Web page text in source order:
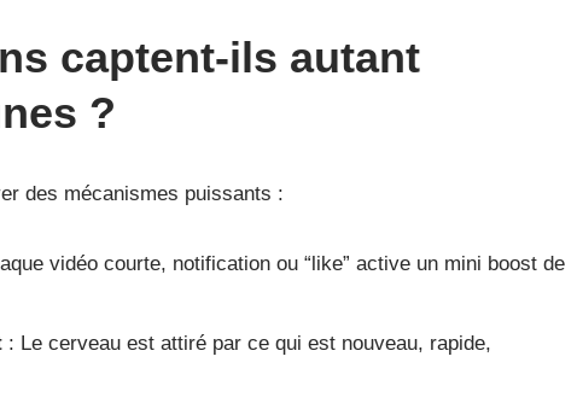
captent-ils autant
?
des mécanismes puissants :
vidéo courte, notification ou “like” active un mini boost de
: Le cerveau est attiré par ce qui est nouveau, rapide,